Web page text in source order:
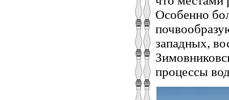
Особенно
западных,
процессы